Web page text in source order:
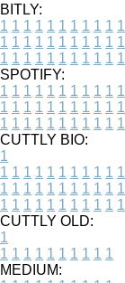
BITLY:
1 1 1 1 1 1 1 1 1 1 1
1 1 1 1 1 1 1 1 1 1 1
1 1 1 1 1 1 1 1 1 1 1
SPOTIFY:
1 1 1 1 1 1 1 1 1 1 1
1 1 1 1 1 1 1 1 1 1 1
1 1 1 1 1 1 1 1 1 1 1
CUTTLY BIO:
1
1 1 1 1 1 1 1 1 1 1 1
1 1 1 1 1 1 1 1 1 1 1
1 1 1 1 1 1 1 1 1 1 1
CUTTLY OLD:
1
1 1 1 1 1 1 1 1 1 1
MEDIUM: